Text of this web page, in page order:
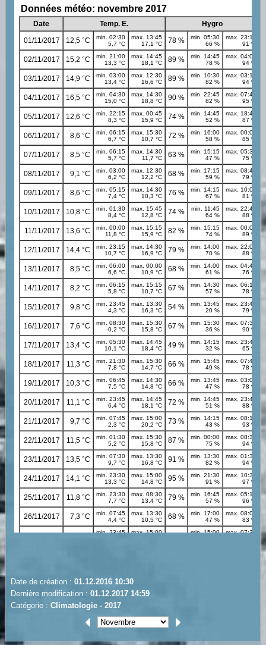
Date de création : 01.12.2016 10:30
Dernière modification : 01.12.2017 14:59
Catégorie : Climatologie - 2017